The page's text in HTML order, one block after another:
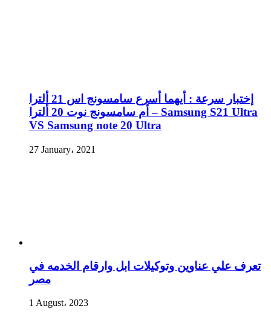
إختبار سرعة : أيهما أسرع سامسونج اس 21 ألترا
أم سامسونج نوت 20 ألترا – Samsung S21 Ultra
VS Samsung note 20 Ultra
27 January، 2021
تعرف علي عناوين وتوكيلات ابل وارقام الخدمه في
مصر
1 August، 2023